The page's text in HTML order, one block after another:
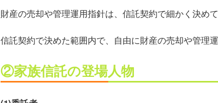
財産の売却や管理運用指針は、信託契約で細かく決めて
信託契約で決めた範囲内で、自由に財産の売却や管理
②家族信託の登場人物